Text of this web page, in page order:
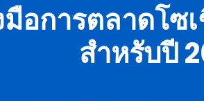
มือการตลาดโซ
สำหรับปี